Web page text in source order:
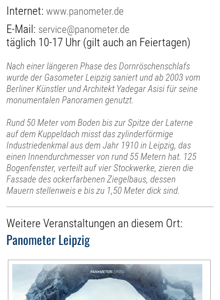
Internet:www.panometer.de
E-Mail: service@panometer.de
täglich 10-17 Uhr (gilt auch an Feiertagen)
Nach einer längeren Phase des Dornröschenschlafs
wurde der Gasometer Leipzig saniert und ab 2003 vom
Berliner Künstler und Architekt Yadegar Asisi für seine
monumentalen Panoramen genutzt.
Rund 50 Meter vom Boden bis zur Spitze der Laterne
auf dem Kuppeldach misst das zylinderförmige
Industriedenkmal aus dem Jahr 1910 in Leipzig, das
einen Innendurchmesser von rund 55 Metern hat. 125
Bogenfenster, verteilt auf vier Stockwerke, zieren die
Fassade des ockerfarbenen Ziegelbaus, dessen
Mauern stellenweis e bis zu 1,50 Meter dick sind.
Weitere Veranstaltungen an diesem Ort:
Panometer Leipzig